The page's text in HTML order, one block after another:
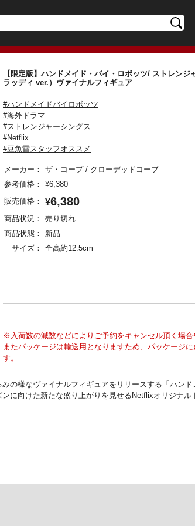
【限定版】ハンドメイド・バイ・ロボッツ/ ストレン
ラッディ ver.）ヴァイナルフィギュア
#ハンドメイドバイロボッツ
#海外ドラマ
#ストレンジャーシングス
#Netflix
#豆魚雷スタッフオススメ
メーカー：
ザ・コープ / クローデッドコープ
参考価格：
¥6,380
販売価格：
¥6,380
商品状況：
売り切れ
商品状態：
新品
サイズ：
全高約12.5cm
※入荷数の減数などによりご予約をキャンセル頂く場合
またパッケージは輸送用となりますため、パッケージ
す。
の様なヴァイナルフィギュアをリリースする「ハン
に向けた新たな盛り上がりを見せるNetflixオリジナ